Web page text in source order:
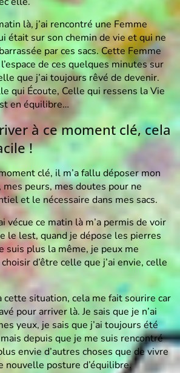
là, j’ai rencontré une Femme
était sur son chemin de vie et qui ne
par ces sacs. Cette Femme
de ces quelques minutes sur
que j’ai toujours rêvé de devenir.
qui Écoute, Celle qui ressens la Vie
en équilibre…
à ce moment clé, cela
!
clé, il m’a fallu déposer mon
mes peurs, mes doutes pour ne
et le nécessaire dans mes sacs.
vécue ce matin là m’a permis de voir
le lest, quand je dépose les pierres
suis plus la même, je peux me
d’être celle que j’ai envie, celle
cette situation, cela me fait sourire car
pour arriver là. Je sais que je n’ai
yeux, je sais que j’ai toujours été
depuis que je me suis rencontré
envie d’autres choses que de vivre
nouvelle posture d’équilibre.